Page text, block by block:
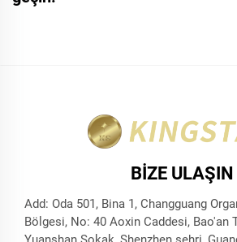
BIZE ULAŞIN
Add: Oda 501, Bina 1, Changguang
Bölgesi, No: 40 Aoxin Caddesi, Bao'an